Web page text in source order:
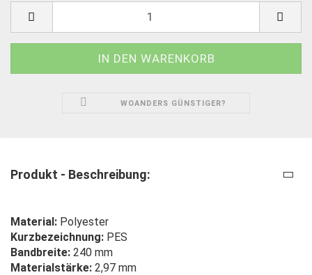
WOANDERS GÜNSTIGER?
Produkt - Beschreibung:
Material: Polyester
Kurzbezeichnung: PES
Bandbreite: 240 mm
Materialstärke: 2,97 mm